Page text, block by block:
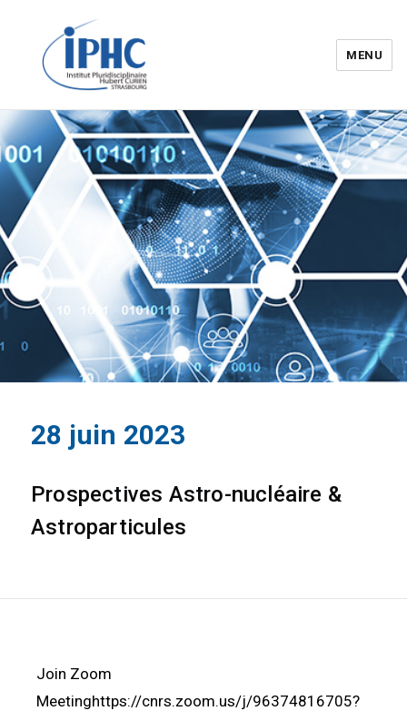
Institut pluridisciplinaire Hubert
Curien – IPHC
MENU
28 juin 2023
Prospectives Astro-nucléaire &
Astroparticules
Join Zoom
Meetinghttps://cnrs.zoom.us/j/96374816705?